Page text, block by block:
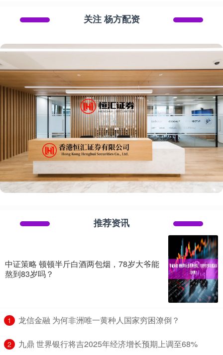
关注 杨方配资
推荐资讯
中证策略 顿顿半斤白酒两包烟，78岁大爷能
熬到83岁吗？
1 ​龙信金融 为何非洲唯一黄种人国家穷困潦倒？
2 ​九鼎 世界银行将吉2025年经济增长预期上调至68%